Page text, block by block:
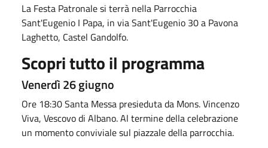
La Festa Patronale si terrà nella Parrocchia
Sant'Eugenio I Papa, in via Sant'Eugenio 30 a Pavona
Laghetto, Castel Gandolfo.
Scopri tutto il programma
Venerdì 26 giugno
Ore 18:30 Santa Messa presieduta da Mons. Vincenzo
Viva, Vescovo di Albano. Al termine della celebrazione
un momento conviviale sul piazzale della parrocchia.